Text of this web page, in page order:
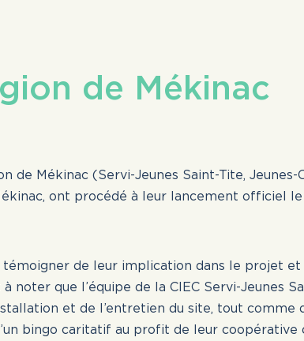
BABILLARD DES
NOS PROJETS
de Mékinac
de Mékinac (Servi-Jeunes Saint-Tite, Jeunes-
ont procédé à leur lancement officiel le
de leur implication dans le projet
que l’équipe de la CIEC Servi-Jeunes
et de l’entretien du site, tout comme
bingo caritatif au profit de leur coopérative
ce site, l'utilisation